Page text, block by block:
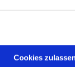
Cookies